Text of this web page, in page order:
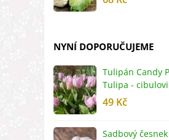
NYNÍ DOPORUČUJEME
Tulipán Candy
Tulipa -
49 Kč
Sadbový